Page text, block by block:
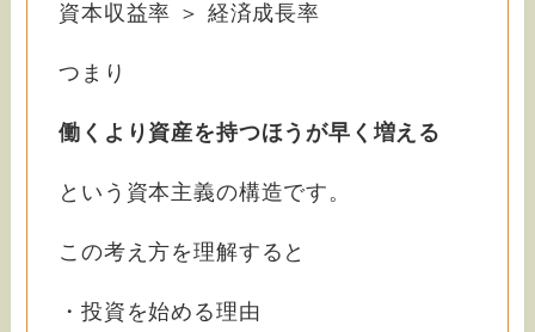
資本収益率 ＞ 経済成長率
つまり
働くより資産を持つほうが早く増える
という資本主義の構造です。
この考え方を理解すると
・投資を始める理由